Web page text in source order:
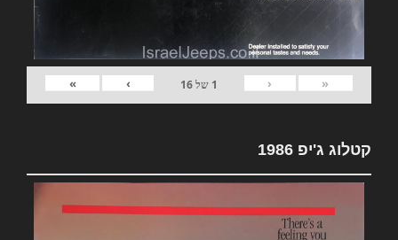
«
‹
1 של16
›
»
קטלוג ג'יפ 1986